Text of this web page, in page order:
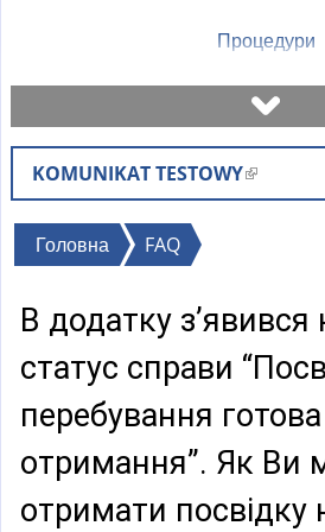
Процедури
Записатися на
Перевірити стан
Оплати
Найчастіші питання
Пояснення
KOMUNIKAT TESTOWY(
l
i
s
x
t
e
r
Ви
тут
Головна FAQ
В додатку з’явився
статус справи
перебування
отримання”. Як Ви
отримати посвідку